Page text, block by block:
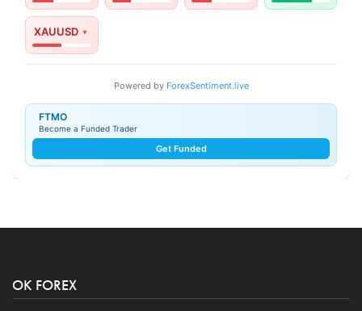
XAUUSD
Powered by ForexSentiment.live
FTMO
Become a Funded Trader
Get Funded
OK FOREX